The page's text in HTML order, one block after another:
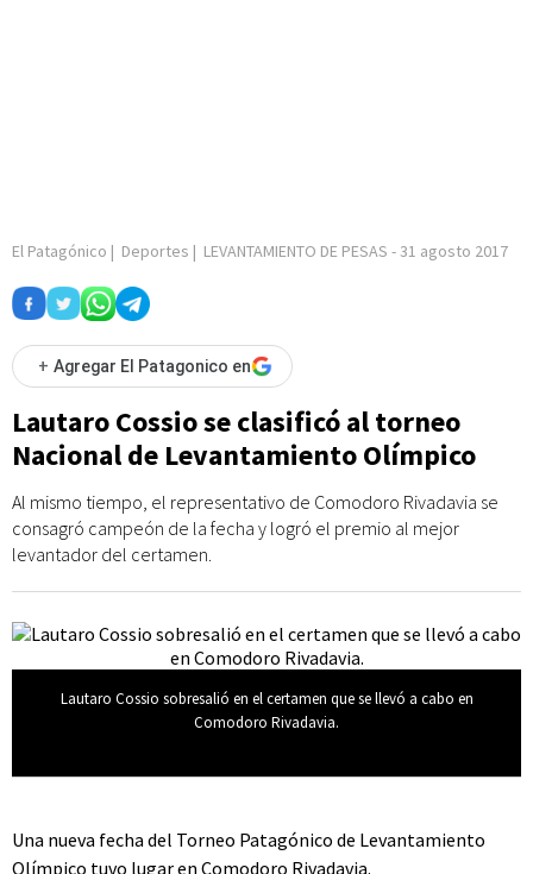
El Patagónico | Deportes | LEVANTAMIENTO DE PESAS -31 agosto 2017
+ Agregar El Patagonico en
Lautaro Cossio se clasificó al torneo
Nacional de Levantamiento Olímpico
Al mismo tiempo, el representativo de Comodoro Rivadavia se
consagró campeón de la fecha y logró el premio al mejor
levantador del certamen.
Lautaro Cossio sobresalió en el certamen que se llevó a cabo en
Comodoro Rivadavia.
Una nueva fecha del Torneo Patagónico de Levantamiento
Olímpico tuvo lugar en Comodoro Rivadavia.